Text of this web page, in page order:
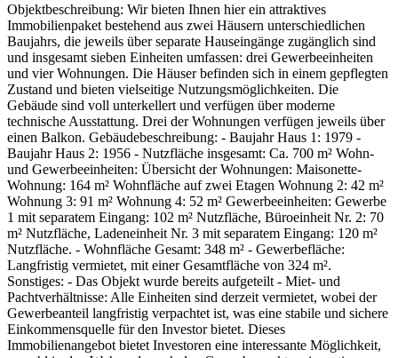
Objektbeschreibung: Wir bieten Ihnen hier ein attraktives
Immobilienpaket bestehend aus zwei Häusern unterschiedlichen
Baujahrs, die jeweils über separate Hauseingänge zugänglich sind
und insgesamt sieben Einheiten umfassen: drei Gewerbeeinheiten
und vier Wohnungen. Die Häuser befinden sich in einem gepflegten
Zustand und bieten vielseitige Nutzungsmöglichkeiten. Die
Gebäude sind voll unterkellert und verfügen über moderne
technische Ausstattung. Drei der Wohnungen verfügen jeweils über
einen Balkon. Gebäudebeschreibung: - Baujahr Haus 1: 1979 -
Baujahr Haus 2: 1956 - Nutzfläche insgesamt: Ca. 700 m² Wohn-
und Gewerbeeinheiten: Übersicht der Wohnungen: Maisonette-
Wohnung: 164 m² Wohnfläche auf zwei Etagen Wohnung 2: 42 m²
Wohnung 3: 91 m² Wohnung 4: 52 m² Gewerbeeinheiten: Gewerbe
1 mit separatem Eingang: 102 m² Nutzfläche, Büroeinheit Nr. 2: 70
m² Nutzfläche, Ladeneinheit Nr. 3 mit separatem Eingang: 120 m²
Nutzfläche. - Wohnfläche Gesamt: 348 m² - Gewerbefläche:
Langfristig vermietet, mit einer Gesamtfläche von 324 m².
Sonstiges: - Das Objekt wurde bereits aufgeteilt - Miet- und
Pachtverhältnisse: Alle Einheiten sind derzeit vermietet, wobei der
Gewerbeanteil langfristig verpachtet ist, was eine stabile und sichere
Einkommensquelle für den Investor bietet. Dieses
Immobilienangebot bietet Investoren eine interessante Möglichkeit,